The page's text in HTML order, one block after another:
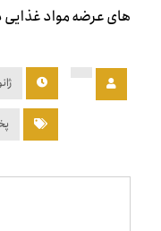
های عرضه مواد غذایی